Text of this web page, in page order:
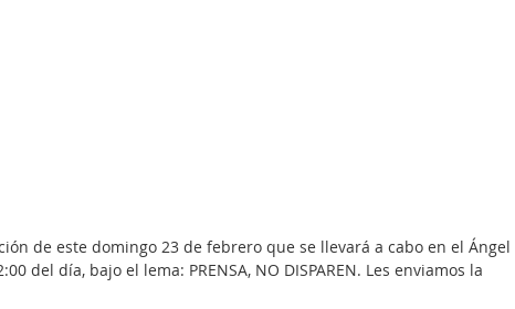
de este domingo 23 de febrero que se llevará a cabo en el Ángel
del día, bajo el lema: PRENSA, NO DISPAREN. Les enviamos la